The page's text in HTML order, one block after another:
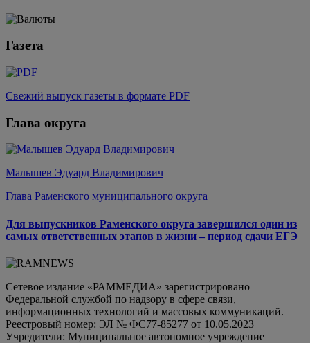
Газета
Свежий выпуск газеты в формате PDF
Глава округа
Малышев Эдуард Владимирович
Глава Раменского муниципального округа
Для выпускников Раменского округа завершился один из
самых ответственных этапов в жизни – период сдачи ЕГЭ
Сетевое издание «РАММЕДИА» зарегистрировано
Федеральной службой по надзору в сфере связи,
информационных технологий и массовых коммуникаций.
Реестровый номер: ЭЛ № ФС77-85277 от 10.05.2023
Учредители: Муниципальное автономное учреждение